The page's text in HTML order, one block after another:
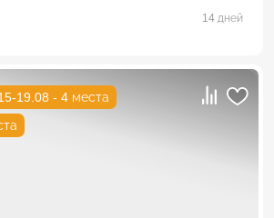
14 дней
19.08 - 4 места